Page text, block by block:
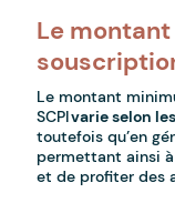
Le
Le montant
SCPIvarie selon
toutefois qu’en
permettant ainsi à
et de profiter des